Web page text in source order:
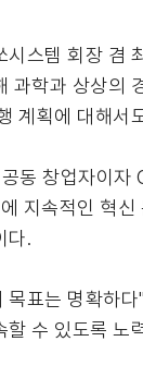
시스템 회장 겸
과학과 상상의
계획에 대해서
동 창업자이자
지속적인 혁
다.
목표는 명확하
할 수 있도록 노